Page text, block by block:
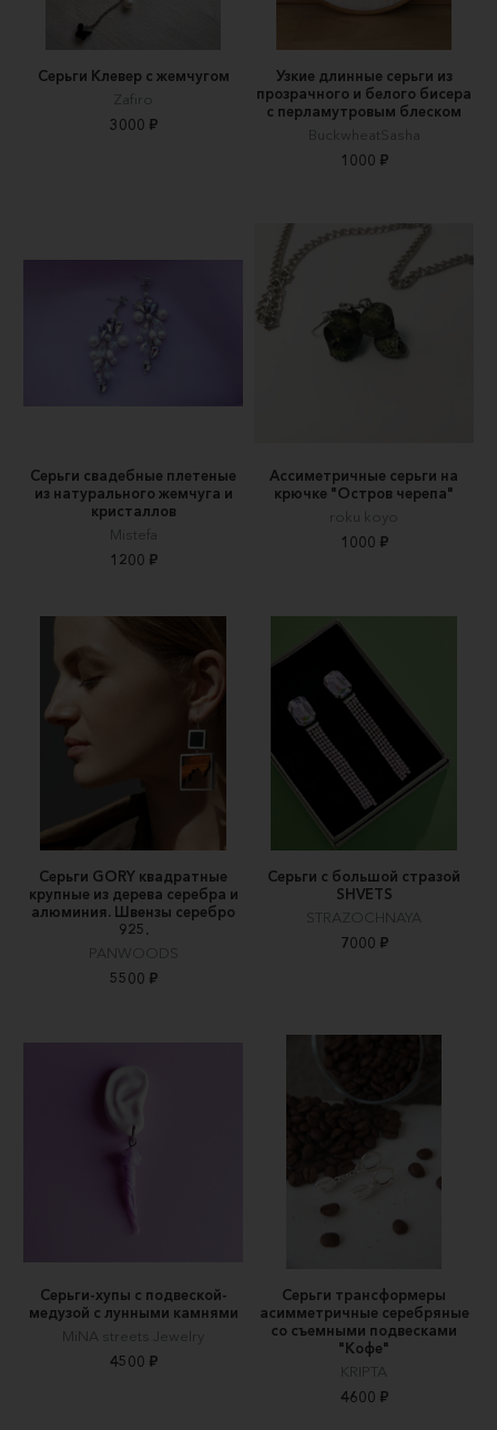
Серьги Клевер с жемчугом
Zafiro
3000 ₽
Узкие длинные серьги из
прозрачного и белого бисера
с перламутровым блеском
BuckwheatSasha
1000 ₽
Серьги свадебные плетеные
из натурального жемчуга и
кристаллов
Mistefa
1200 ₽
Ассиметричные серьги на
крючке "Остров черепа"
roku koyo
1000 ₽
Серьги GORY квадратные
крупные из дерева серебра и
алюминия. Швензы серебро
925.
PANWOODS
5500 ₽
Серьги с большой стразой
SHVETS
STRAZOCHNAYA
7000 ₽
Серьги-хупы с подвеской-
медузой с лунными камнями
MiNA streets Jewelry
4500 ₽
Серьги трансформеры
асимметричные серебряные
со съемными подвесками
"Кофе"
KRIPTA
4600 ₽